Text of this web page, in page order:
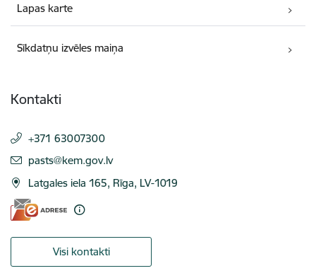
Lapas karte
Sīkdatņu izvēles maiņa
Kontakti
+371 63007300
E-pasts:
pasts@kem.gov.lv
Latgales iela 165, Rīga, LV-1019
Visi kontakti